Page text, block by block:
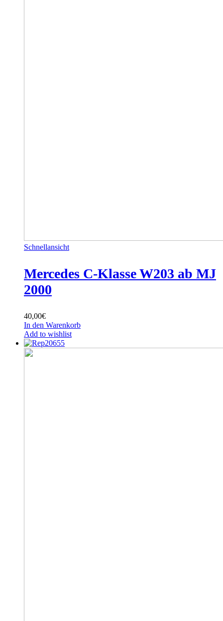
Schnellansicht
Mercedes C-Klasse W203 ab MJ
2000
40,00€
In den Warenkorb
Add to wishlist